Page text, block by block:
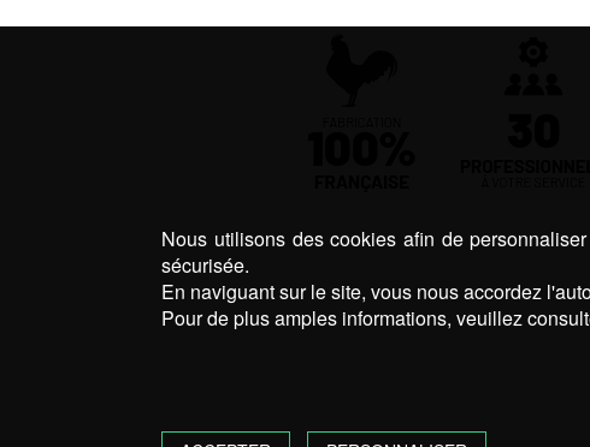
Nous utilisons des cookies afin de
sécurisée.
En naviguant sur le site, vous nous accordez
Pour de plus amples informations, veuillez